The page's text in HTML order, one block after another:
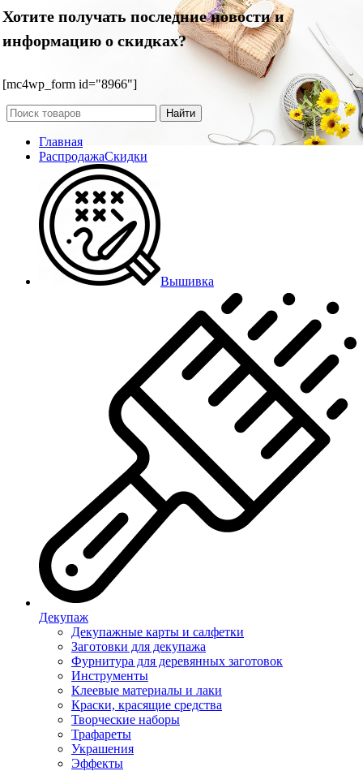
Хотите получать последние новости и
информацию о скидках?
[mc4wp_form id="8966"]
Найти
Главная
РаспродажаСкидки
Вышивка
Декупаж
Декупажные карты и салфетки
Заготовки для декупажа
Фурнитура для деревянных заготовок
Инструменты
Клеевые материалы и лаки
Краски, красящие средства
Творческие наборы
Трафареты
Украшения
Эффекты